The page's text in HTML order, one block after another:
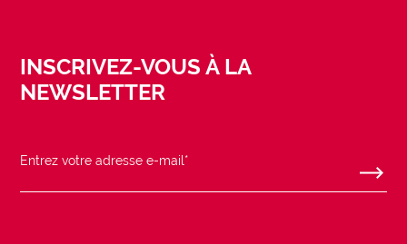
INSCRIVEZ-VOUS À LA
NEWSLETTER